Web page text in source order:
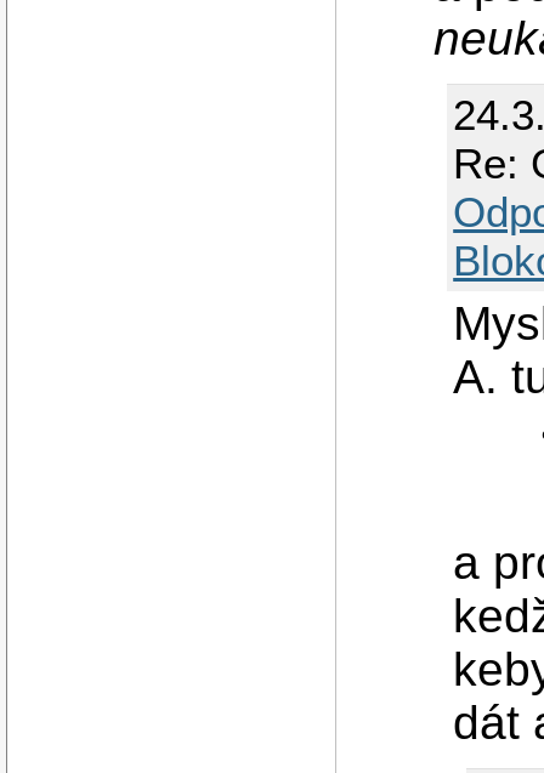
Re:
A.
	def create_model(self):
a
dát